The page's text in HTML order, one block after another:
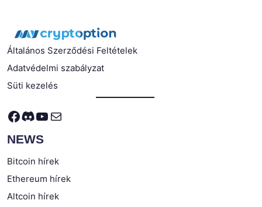
Általános Szerződési Feltételek
Adatvédelmi szabályzat
Süti kezelés
Facebook
Discord
YouTube
Mail
NEWS
Bitcoin hírek
Ethereum hírek
Altcoin hírek